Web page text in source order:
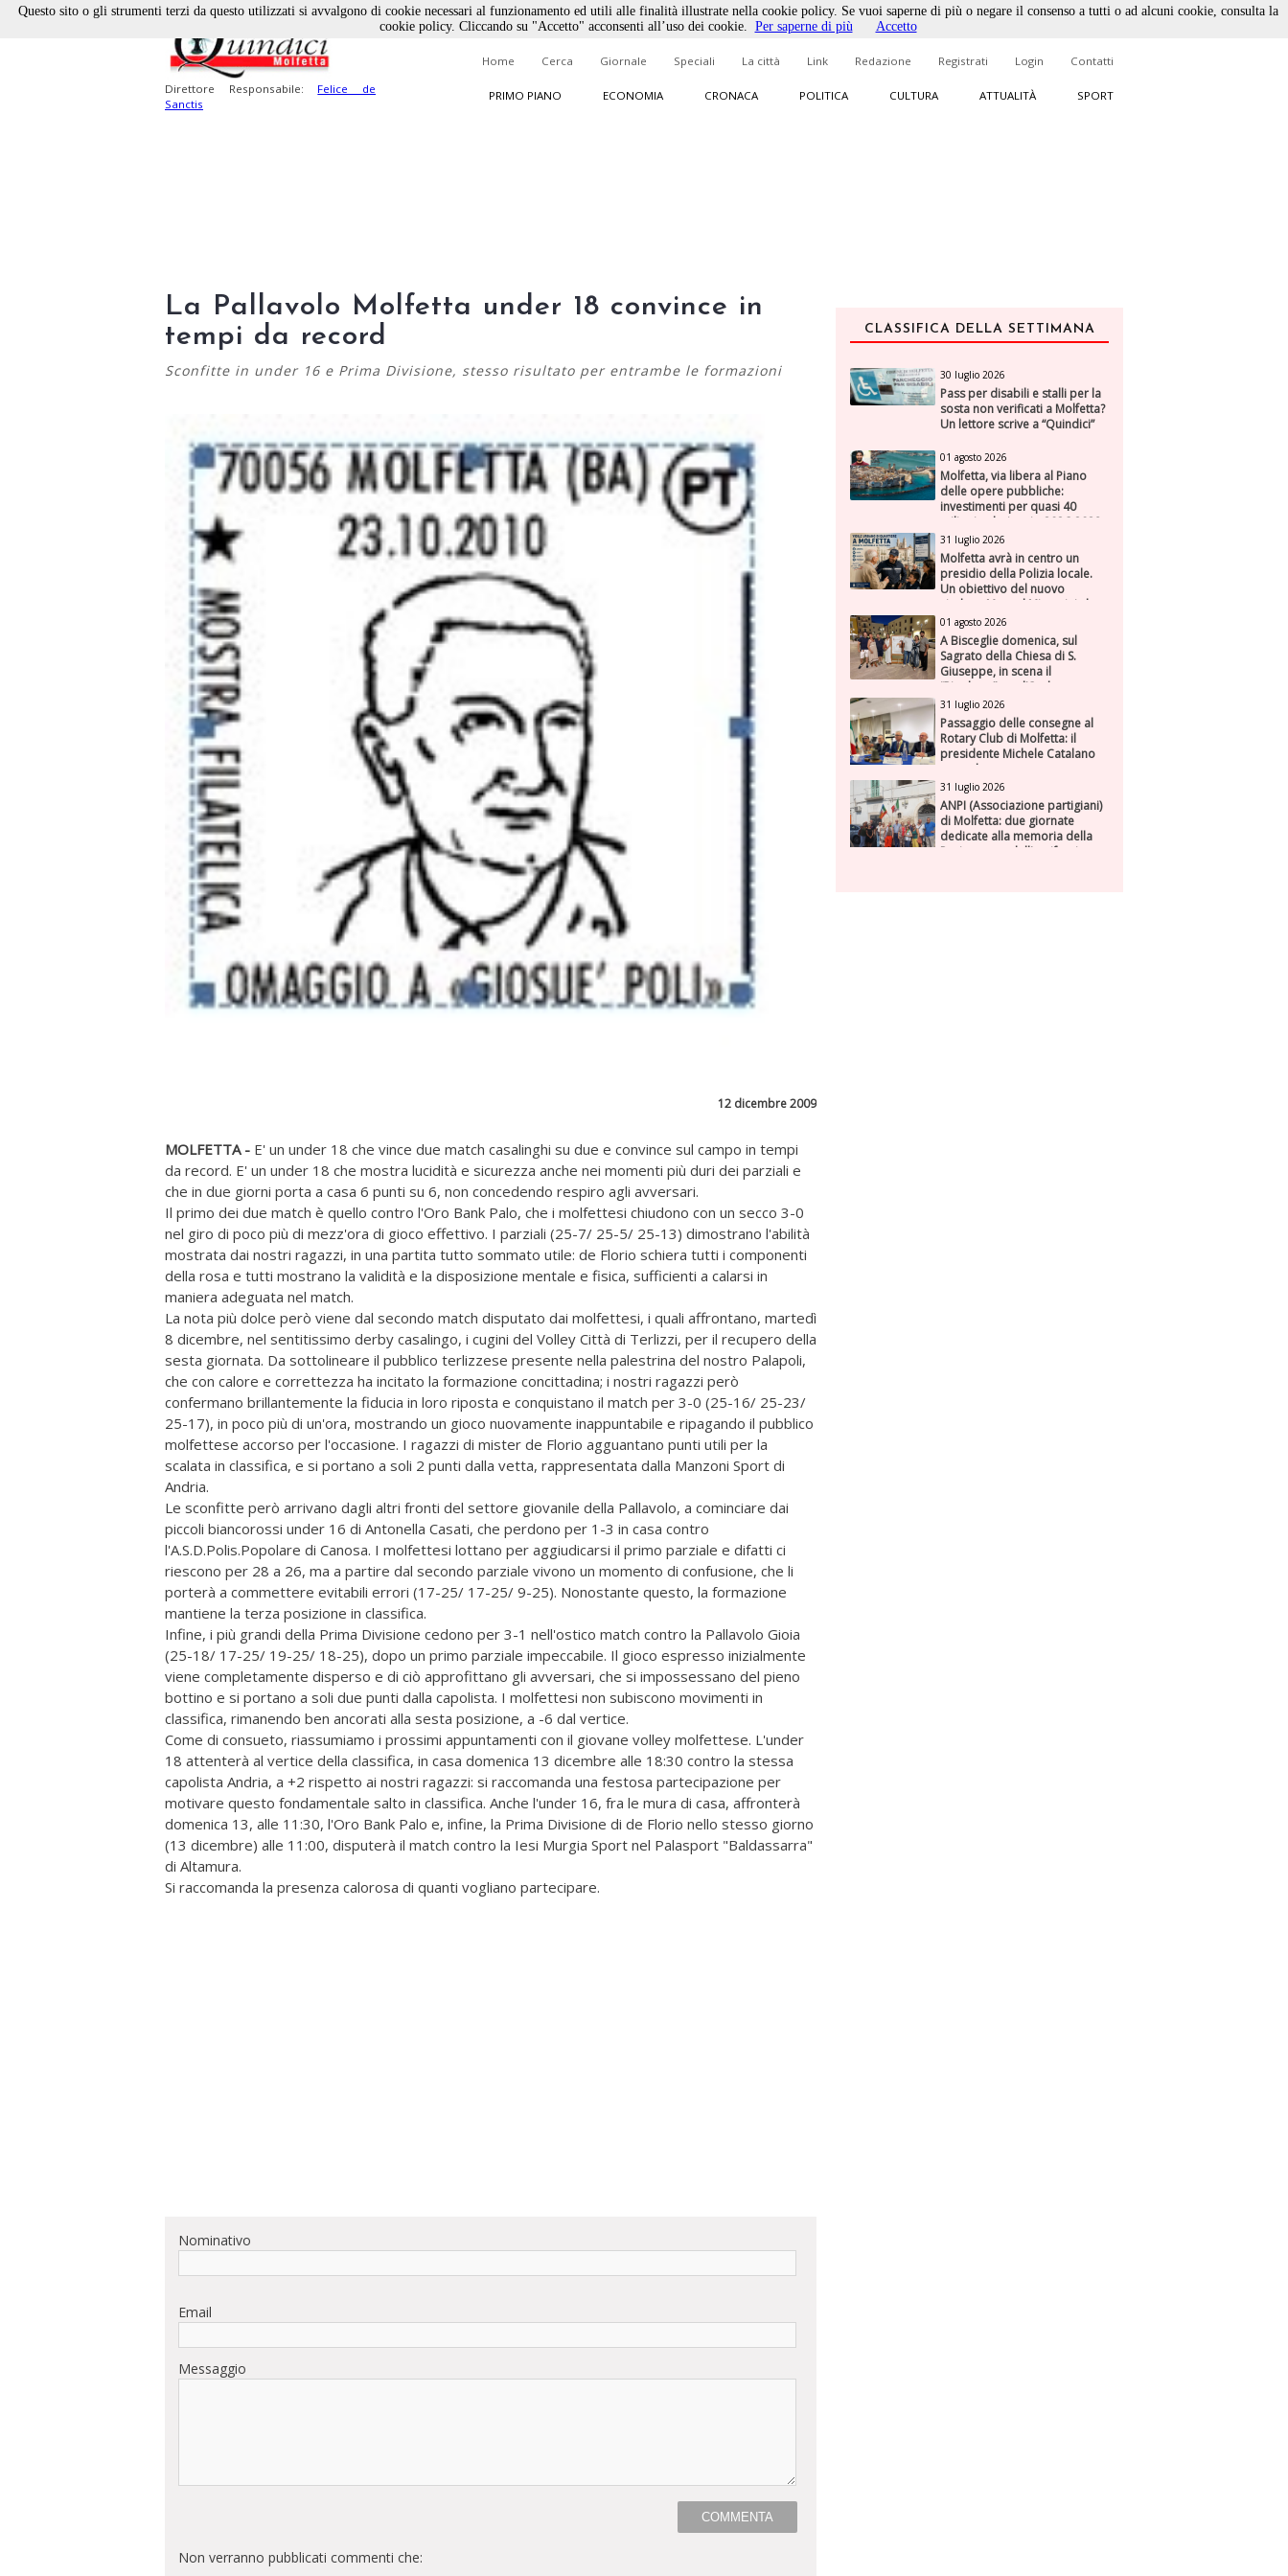
Direttore Responsabile: Felice de
Sanctis
Home Cerca Giornale Speciali La città Link Redazione Registrati Login Contatti
PRIMO PIANO ECONOMIA CRONACA POLITICA CULTURA ATTUALITÀ SPORT
La Pallavolo Molfetta under 18 convince in
tempi da record
Sconfitte in under 16 e Prima Divisione, stesso risultato per entrambe le formazioni
12 dicembre 2009
MOLFETTA - E' un under 18 che vince due match casalinghi su due e convince sul campo in tempi
da record. E' un under 18 che mostra lucidità e sicurezza anche nei momenti più duri dei parziali e
che in due giorni porta a casa 6 punti su 6, non concedendo respiro agli avversari.
Il primo dei due match è quello contro l'Oro Bank Palo, che i molfettesi chiudono con un secco 3-0
nel giro di poco più di mezz'ora di gioco effettivo. I parziali (25-7/ 25-5/ 25-13) dimostrano l'abilità
mostrata dai nostri ragazzi, in una partita tutto sommato utile: de Florio schiera tutti i componenti
della rosa e tutti mostrano la validità e la disposizione mentale e fisica, sufficienti a calarsi in
maniera adeguata nel match.
La nota più dolce però viene dal secondo match disputato dai molfettesi, i quali affrontano, martedì
8 dicembre, nel sentitissimo derby casalingo, i cugini del Volley Città di Terlizzi, per il recupero della
sesta giornata. Da sottolineare il pubblico terlizzese presente nella palestrina del nostro Palapoli,
che con calore e correttezza ha incitato la formazione concittadina; i nostri ragazzi però
confermano brillantemente la fiducia in loro riposta e conquistano il match per 3-0 (25-16/ 25-23/
25-17), in poco più di un'ora, mostrando un gioco nuovamente inappuntabile e ripagando il pubblico
molfettese accorso per l'occasione. I ragazzi di mister de Florio agguantano punti utili per la
scalata in classifica, e si portano a soli 2 punti dalla vetta, rappresentata dalla Manzoni Sport di
Andria.
Le sconfitte però arrivano dagli altri fronti del settore giovanile della Pallavolo, a cominciare dai
piccoli biancorossi under 16 di Antonella Casati, che perdono per 1-3 in casa contro
l'A.S.D.Polis.Popolare di Canosa. I molfettesi lottano per aggiudicarsi il primo parziale e difatti ci
riescono per 28 a 26, ma a partire dal secondo parziale vivono un momento di confusione, che li
porterà a commettere evitabili errori (17-25/ 17-25/ 9-25). Nonostante questo, la formazione
mantiene la terza posizione in classifica.
Infine, i più grandi della Prima Divisione cedono per 3-1 nell'ostico match contro la Pallavolo Gioia
(25-18/ 17-25/ 19-25/ 18-25), dopo un primo parziale impeccabile. Il gioco espresso inizialmente
viene completamente disperso e di ciò approfittano gli avversari, che si impossessano del pieno
bottino e si portano a soli due punti dalla capolista. I molfettesi non subiscono movimenti in
classifica, rimanendo ben ancorati alla sesta posizione, a -6 dal vertice.
Come di consueto, riassumiamo i prossimi appuntamenti con il giovane volley molfettese. L'under
18 attenterà al vertice della classifica, in casa domenica 13 dicembre alle 18:30 contro la stessa
capolista Andria, a +2 rispetto ai nostri ragazzi: si raccomanda una festosa partecipazione per
motivare questo fondamentale salto in classifica. Anche l'under 16, fra le mura di casa, affronterà
domenica 13, alle 11:30, l'Oro Bank Palo e, infine, la Prima Divisione di de Florio nello stesso giorno
(13 dicembre) alle 11:00, disputerà il match contro la Iesi Murgia Sport nel Palasport "Baldassarra"
di Altamura.
Si raccomanda la presenza calorosa di quanti vogliano partecipare.
Nominativo
Email
Messaggio
Non verranno pubblicati commenti che:
CLASSIFICA DELLA SETTIMANA
30 luglio 2026
Pass per disabili e stalli per la
sosta non verificati a Molfetta?
Un lettore scrive a “Quindici”
01 agosto 2026
Molfetta, via libera al Piano
delle opere pubbliche:
investimenti per quasi 40
milioni nel triennio 2026-2028
31 luglio 2026
Molfetta avrà in centro un
presidio della Polizia locale.
Un obiettivo del nuovo
sindaco Manuel Minervini che
diviene realtà, con la speranza
di maggiore efficienza e
presenza sul territorio
01 agosto 2026
A Bisceglie domenica, sul
Sagrato della Chiesa di S.
Giuseppe, in scena il
“Rigoletto” con l’Orchestra
Sinfonica Federiciana
31 luglio 2026
Passaggio delle consegne al
Rotary Club di Molfetta: il
presidente Michele Catalano
succede a se stesso
31 luglio 2026
ANPI (Associazione partigiani)
di Molfetta: due giornate
dedicate alla memoria della
Resistenza e dell'antifascismo
Questo sito o gli strumenti terzi da questo utilizzati si avvalgono di cookie necessari al funzionamento ed utili alle finalità illustrate nella cookie policy. Se vuoi saperne di più o negare il consenso a tutti o ad alcuni cookie, consulta la
cookie policy. Cliccando su "Accetto" acconsenti all’uso dei cookie. Per saperne di più Accetto